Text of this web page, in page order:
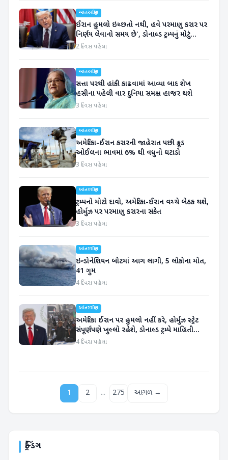
આંતરરાષ્ટ્રીય
ઈરાન હુમલો ઇચ્છતો નથી, હવે પરમાણુ કરાર પર
નિર્ણય લેવાનો સમય છે', ડોનાલ્ડ ટ્રમ્પનું મોટું
નિવેદન
2 દિવસ પહેલા
આંતરરાષ્ટ્રીય
સત્તા પરથી હાંકી કાઢવામાં આવ્યા બાદ શેખ
હસીના પહેલી વાર દુનિયા સમક્ષ હાજર થશે
3 દિવસ પહેલા
આંતરરાષ્ટ્રીય
અમેરિકા-ઈરાન કરારની જાહેરાત પછી ક્રૂડ
ઓઈલના ભાવમાં 6% થી વધુનો ઘટાડો
3 દિવસ પહેલા
આંતરરાષ્ટ્રીય
ટ્રમ્પનો મોટો દાવો, અમેરિકા-ઈરાન વચ્ચે બેઠક થશે,
હોર્મુઝ પર પરમાણુ કરારના સંકેત
3 દિવસ પહેલા
આંતરરાષ્ટ્રીય
ઇન્ડોનેશિયન બોટમાં આગ લાગી, 5 લોકોના મોત,
41 ગુમ
4 દિવસ પહેલા
આંતરરાષ્ટ્રીય
અમેરિકા ઈરાન પર હુમલો નહીં કરે, હોર્મુઝ સ્ટ્રેટ
સંપૂર્ણપણે ખુલ્લો રહેશે, ડોનાલ્ડ ટ્રમ્પે માહિતી
આપી
4 દિવસ પહેલા
1 2 ... 275 આગળ →
ટ્રેન્ડિંગ